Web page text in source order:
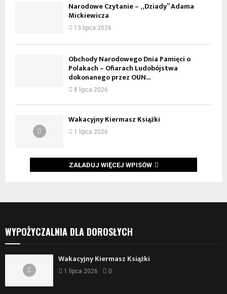
Narodowe Czytanie – „Dziady” Adama
Mickiewicza
13 lipca 2026
Obchody Narodowego Dnia Pamięci o
Polakach – Ofiarach Ludobójstwa
dokonanego przez OUN...
8 lipca 2026
Wakacyjny Kiermasz Książki
1 lipca 2026
ZAŁADUJ WIĘCEJ WPISÓW
WYPOŻYCZALNIA DLA DOROSŁYCH
Wakacyjny Kiermasz Książki
1 lipca 2026 0